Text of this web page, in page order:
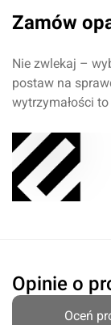
Zamów
Nie zwlekaj –
postaw na
wytrzymałości
Opinie o
Oceń
Imię i nazwisko*
Komentarz*